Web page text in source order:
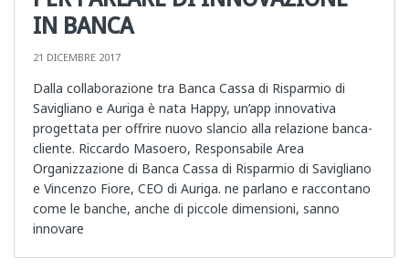
IN BANCA
21 DICEMBRE 2017
Dalla collaborazione tra Banca Cassa di Risparmio di
Savigliano e Auriga è nata Happy, un’app innovativa
progettata per offrire nuovo slancio alla relazione banca-
cliente. Riccardo Masoero, Responsabile Area
Organizzazione di Banca Cassa di Risparmio di Savigliano
e Vincenzo Fiore, CEO di Auriga. ne parlano e raccontano
come le banche, anche di piccole dimensioni, sanno
innovare